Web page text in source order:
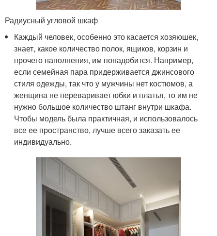
Радиусный угловой шкаф
Каждый человек, особенно это касается хозяюшек,
знает, какое количество полок, ящиков, корзин и
прочего наполнения, им понадобится. Например,
если семейная пара придерживается джинсового
стиля одежды, так что у мужчины нет костюмов, а
женщина не переваривает юбки и платья, то им не
нужно большое количество штанг внутри шкафа.
Чтобы модель была практичная, и использовалось
все ее пространство, лучше всего заказать ее
индивидуально.